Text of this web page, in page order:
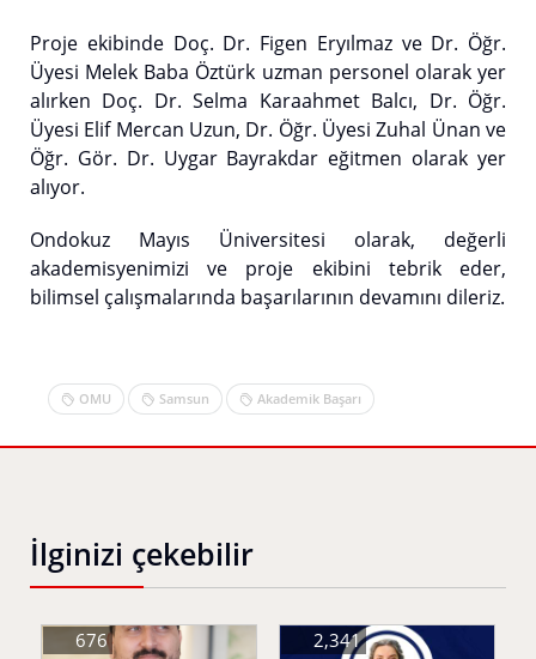
Proje ekibinde Doç. Dr. Figen Eryılmaz ve Dr. Öğr.
Üyesi Melek Baba Öztürk uzman personel olarak yer
alırken Doç. Dr. Selma Karaahmet Balcı, Dr. Öğr.
Üyesi Elif Mercan Uzun, Dr. Öğr. Üyesi Zuhal Ünan ve
Öğr. Gör. Dr. Uygar Bayrakdar eğitmen olarak yer
alıyor.
Ondokuz Mayıs Üniversitesi olarak, değerli
akademisyenimizi ve proje ekibini tebrik eder,
bilimsel çalışmalarında başarılarının devamını dileriz.
OMU Samsun Akademik Başarı
İlginizi çekebilir
676 2,341